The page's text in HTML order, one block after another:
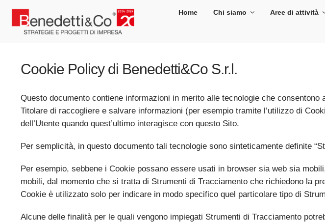
contenuto
Home Chi siamo Aree di attività
Cookie Policy di Benedetti&Co S.r.l.
Questo documento contiene informazioni in merito alle tecnologie che
Titolare di raccogliere e salvare informazioni (per esempio tramite l’utilizzo di
dell’Utente quando quest’ultimo interagisce con questo Sito.
Per semplicità, in questo documento tali tecnologie sono sinteticamente definite
Per esempio, sebbene i Cookie possano essere usati in browser sia web sia
mobili, dal momento che si tratta di Strumenti di Tracciamento che richiedono la
Cookie è utilizzato solo per indicare in modo specifico quel particolare tipo di
Alcune delle finalità per le quali vengono impiegati Strumenti di Tracciamento